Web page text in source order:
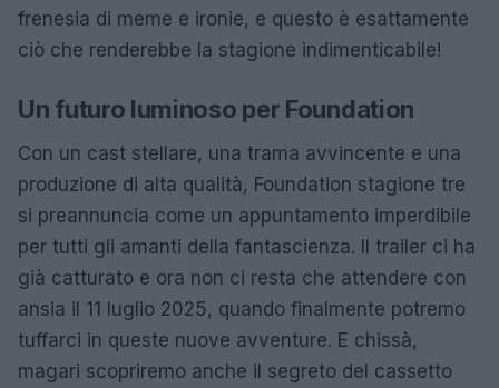
frenesia di meme e ironie, e questo è esattamente
ciò che renderebbe la stagione indimenticabile!
Un futuro luminoso per Foundation
Con un cast stellare, una trama avvincente e una
produzione di alta qualità, Foundation stagione tre
si preannuncia come un appuntamento imperdibile
per tutti gli amanti della fantascienza. Il trailer ci ha
già catturato e ora non ci resta che attendere con
ansia il 11 luglio 2025, quando finalmente potremo
tuffarci in queste nuove avventure. E chissà,
magari scopriremo anche il segreto del cassetto